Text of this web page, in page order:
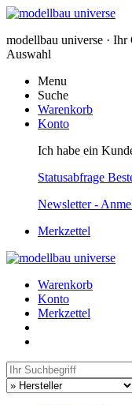
modellbau universe ·
Auswahl
Menu
Suche
Warenkorb
Konto
Ich habe ein
Statusabfrage
Newsletter -
Merkzettel
Warenkorb
Konto
Merkzettel